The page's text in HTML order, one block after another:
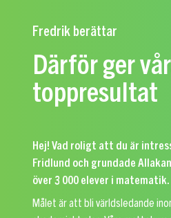
Fredrik berättar
Därför ger
toppresultat
Hej! Vad roligt att du är
Fridlund och grundade
över 3 000 elever i matematik.
Målet är att bli världsledande